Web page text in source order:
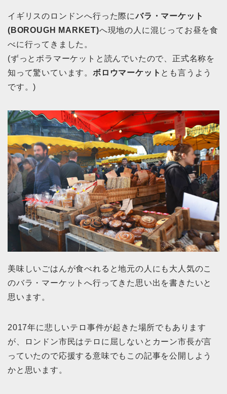
イギリスのロンドンへ行った際にバラ・マーケット
(BOROUGH MARKET)へ現地の人に混じってお昼を食
べに行ってきました。
(ずっとボラマーケットと読んでいたので、正式名称を
知って驚いています。 ボロウマーケット とも言うよう
です。)
美味しいごはんが食べれると地元の人にも大人気のこ
のバラ・マーケットへ行ってきた思い出を書きたいと
思います。
2017年に悲しいテロ事件が起きた場所でもあります
が、ロンドン市民はテロに屈しないとカーン市長が言
っていたので応援する意味でもこの記事を公開しよう
かと思います。